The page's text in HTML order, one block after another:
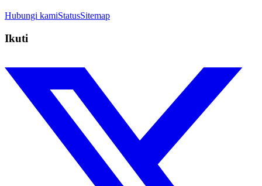
Hubungi kamiStatusSitemap
Ikuti